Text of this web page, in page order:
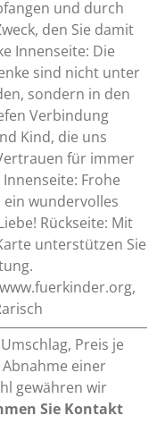
und durch
den Sie damit
Innenseite: Die
sind nicht unter
sondern in den
Verbindung
Kind, die uns
für immer
Frohe
wundervolles
Rückseite: Mit
unterstützen Sie
Preis je
Abnahme einer
gewähren wir
Sie Kontakt